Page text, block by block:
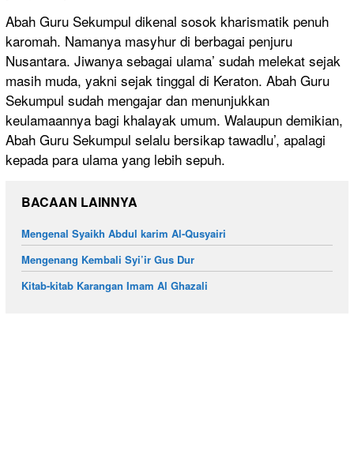
Abah Guru Sekumpul dikenal sosok kharismatik penuh
karomah. Namanya masyhur di berbagai penjuru
Nusantara. Jiwanya sebagai ulama’ sudah melekat sejak
masih muda, yakni sejak tinggal di Keraton. Abah Guru
Sekumpul sudah mengajar dan menunjukkan
keulamaannya bagi khalayak umum. Walaupun demikian,
Abah Guru Sekumpul selalu bersikap tawadlu’, apalagi
kepada para ulama yang lebih sepuh.
BACAAN LAINNYA
Mengenal Syaikh Abdul karim Al-Qusyairi
Mengenang Kembali Syi’ir Gus Dur
Kitab-kitab Karangan Imam Al Ghazali